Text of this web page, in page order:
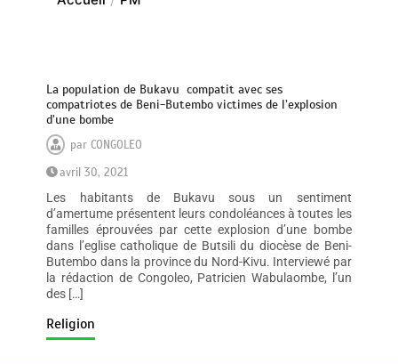
La population de Bukavu compatit avec ses
compatriotes de Beni-Butembo victimes de l’explosion
d’une bombe
parCONGOLEO
avril 30, 2021
Les habitants de Bukavu sous un sentiment
d’amertume présentent leurs condoléances à toutes les
familles éprouvées par cette explosion d’une bombe
dans l’eglise catholique de Butsili du diocèse de Beni-
Butembo dans la province du Nord-Kivu. Interviewé par
la rédaction de Congoleo, Patricien Wabulaombe, l’un
des […]
Religion